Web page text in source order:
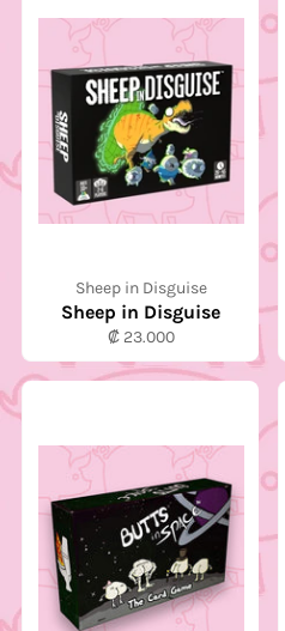
Sheep in Disguise
Sheep in Disguise
Precio
habitual
₡ 23.000